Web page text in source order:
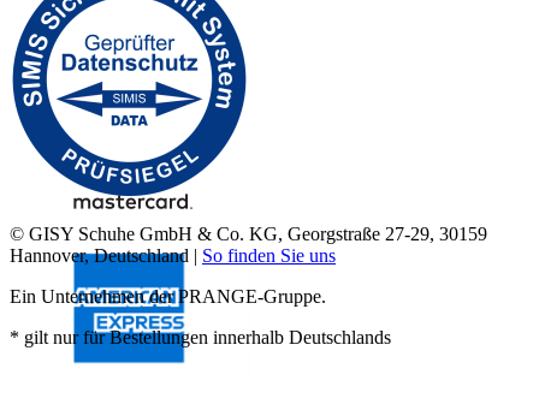
© GISY Schuhe GmbH & Co. KG, Georgstraße 27-29, 30159
Hannover, Deutschland | So finden Sie uns
Ein Unternehmen der PRANGE-Gruppe.
* gilt nur für Bestellungen innerhalb Deutschlands